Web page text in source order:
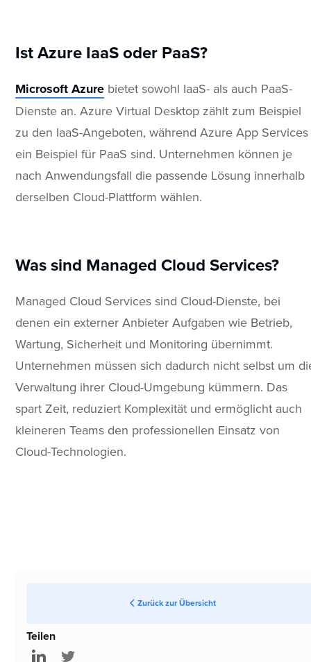
Zurück zur Übersicht
Teilen
Ist Azure IaaS oder PaaS?
Microsoft Azure bietet sowohl IaaS- als auch PaaS-
Dienste an. Azure Virtual Desktop zählt zum Beispiel
zu den IaaS-Angeboten, während Azure App Services
ein Beispiel für PaaS sind. Unternehmen können je
nach Anwendungsfall die passende Lösung innerhalb
derselben Cloud-Plattform wählen.
Was sind Managed Cloud Services?
Managed Cloud Services sind Cloud-Dienste, bei
denen ein externer Anbieter Aufgaben wie Betrieb,
Wartung, Sicherheit und Monitoring übernimmt.
Unternehmen müssen sich dadurch nicht selbst um
Verwaltung ihrer Cloud-Umgebung kümmern. Das
spart Zeit, reduziert Komplexität und ermöglicht auch
kleineren Teams den professionellen Einsatz von
Cloud-Technologien.